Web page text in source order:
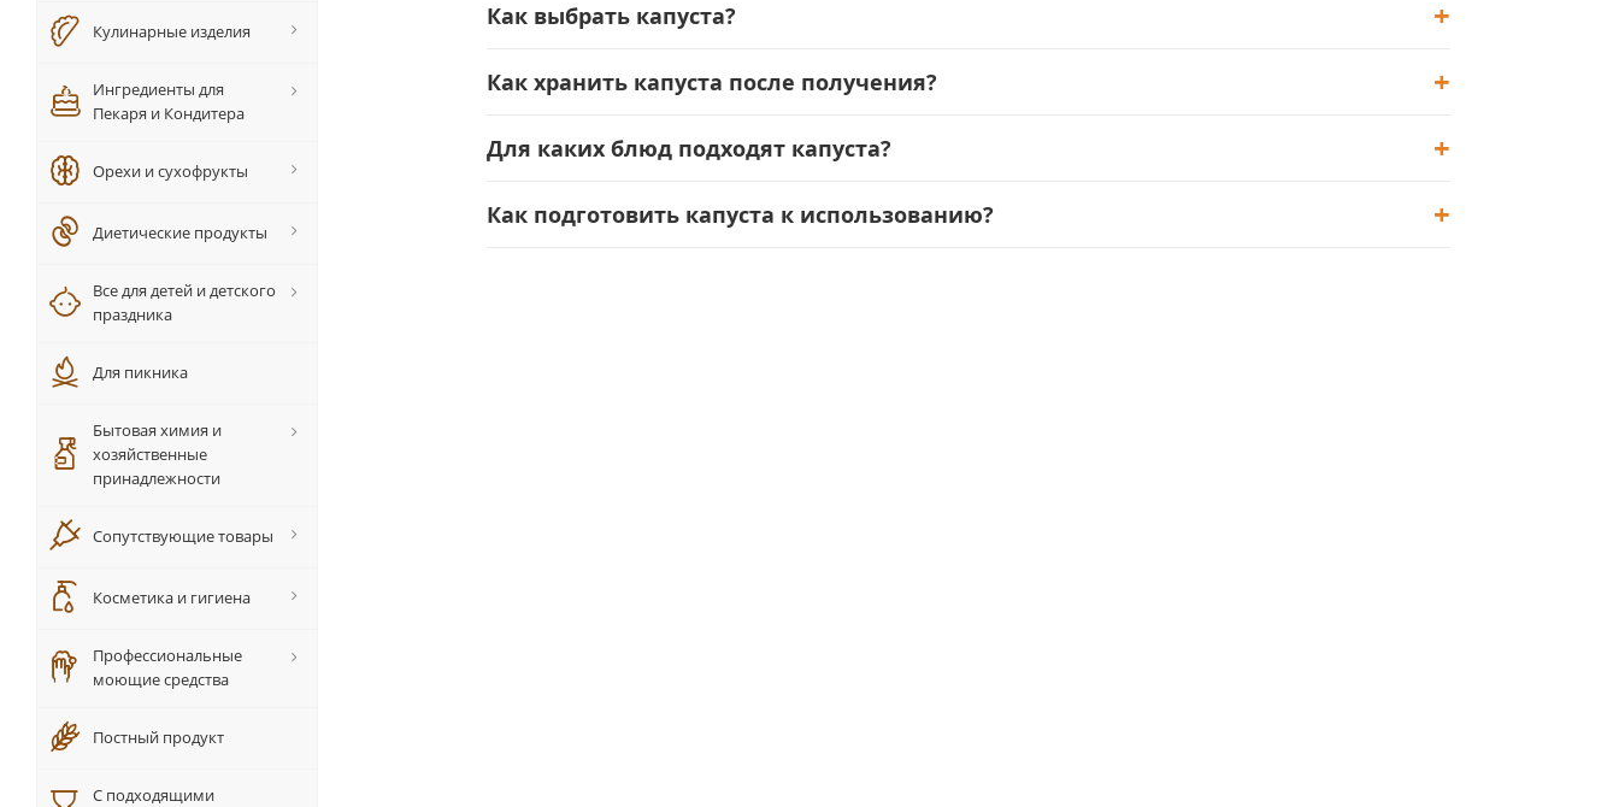
Как выбрать капуста?
Как хранить капуста после получения?
Для каких блюд подходят капуста?
Как подготовить капуста к использованию?
Кулинарные изделия
Ингредиенты для
Пекаря и Кондитера
Орехи и сухофрукты
Диетические продукты
Все для детей и детского
праздника
Для пикника
Бытовая химия и
хозяйственные
принадлежности
Сопутствующие товары
Косметика и гигиена
Профессиональные
моющие средства
Постный продукт
С подходящими